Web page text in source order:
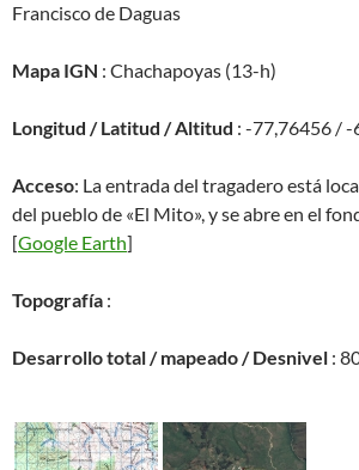
Francisco de Daguas
Mapa IGN : Chachapoyas (13-h)
Longitud / Latitud / Altitud : -77,76456 /
Acceso: La entrada del tragadero está
del pueblo de «El Mito», y se abre en el
[Google Earth]
Topografía :
Desarrollo total / mapeado / Desnivel :